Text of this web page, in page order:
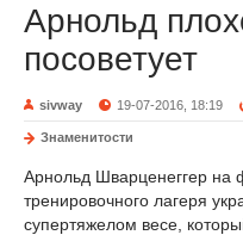
Арнольд
посоветует
sivway 19-07-2016, 18:19
Знаменитости
Арнольд Шварценеггер на
тренировочного лагеря
супертяжелом весе,